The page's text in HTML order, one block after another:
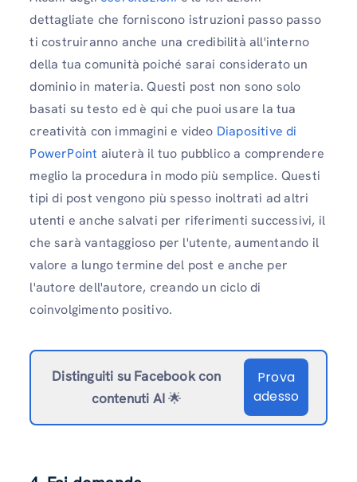
dettagliate che forniscono istruzioni passo passo
ti costruiranno anche una credibilità all'interno
della tua comunità poiché sarai considerato un
dominio in materia. Questi post non sono solo
basati su testo ed è qui che puoi usare la tua
creatività con immagini e video Diapositive di
PowerPoint aiuterà il tuo pubblico a comprendere
meglio la procedura in modo più semplice. Questi
tipi di post vengono più spesso inoltrati ad altri
utenti e anche salvati per riferimenti successivi, il
che sarà vantaggioso per l'utente, aumentando il
valore a lungo termine del post e anche per
l'autore dell'autore, creando un ciclo di
coinvolgimento positivo.
Distinguiti su Facebookcon
contenuti AI🌟
Prova
adesso